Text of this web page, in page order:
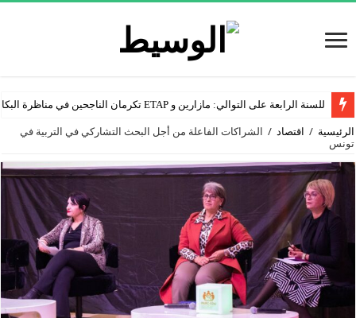
للسنة الرابعة على التوالي: مازارين و ETAP تكرمان الناجحين في مناظرة البكالوريا
الرئيسية / اقتصاد / الشراكات الفاعلة من أجل البحث التشاركي في التربية في
تونس